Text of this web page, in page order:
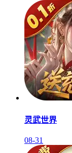
灵武世界
08-31